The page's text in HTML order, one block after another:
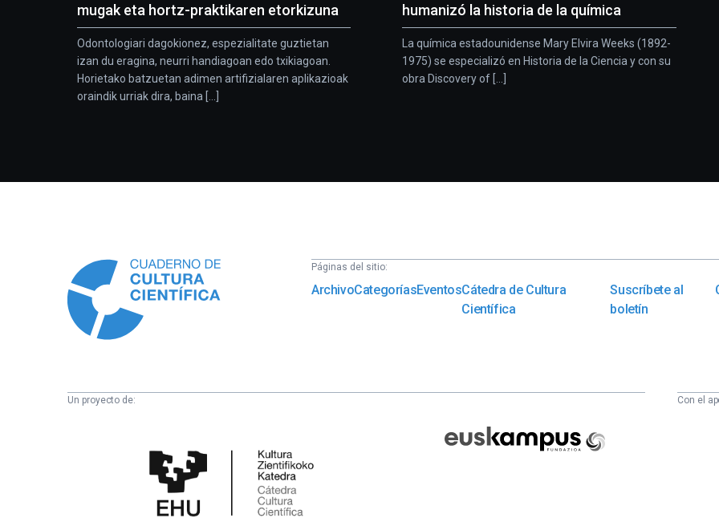
mugak eta hortz-praktikaren etorkizuna
Odontologiari dagokionez, espezialitate guztietan
izan du eragina, neurri handiagoan edo txikiagoan.
Horietako batzuetan adimen artifizialaren aplikazioak
oraindik urriak dira, baina [...]
humanizó la historia de la química
La química estadounidense Mary Elvira Weeks (1892-
1975) se especializó en Historia de la Ciencia y con su
obra Discovery of [...]
Páginas del sitio:
ArchivoCategoríasEventosCátedra de Cultura
Científica
Suscríbete al
boletín
Un proyecto de:
Científica
Fundazioa
Con el